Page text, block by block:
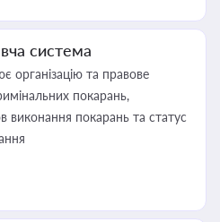
система
організацію та правове
покарань,
виконання покарань та статус